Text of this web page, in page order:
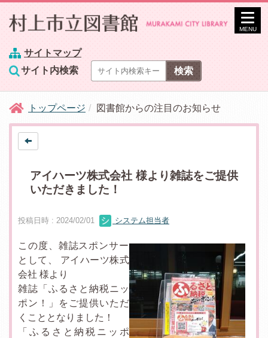
サイトマップ
サイト内検索
MENU
トップページ 図書館からの注目のお知らせ
アイハーツ株式会社 様より雑誌をご提供
いただきました！
投稿日時 : 2024/02/01 システム担当者
この度、雑誌スポンサー
として、 アイハーツ株式
会社 様より
雑誌「ふるさと納税ニッ
ポン！」をご提供いただ
くこととなりました！
「ふるさと納税ニッポ